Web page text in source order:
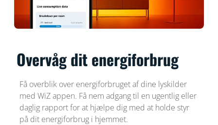
Overvåg dit energiforbrug
Få overblik over energiforbruget af dine lyskilder
med WiZ appen. Få nem adgang til en ugentlig eller
daglig rapport for at hjælpe dig med at holde styr
på dit energiforbrug i hjemmet.